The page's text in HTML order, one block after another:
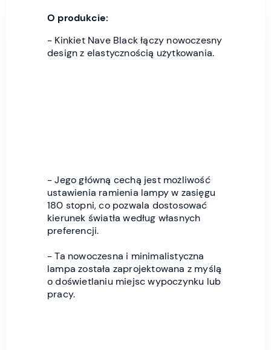
O produkcie:
- Kinkiet Nave Black łączy nowoczesny
design z elastycznością użytkowania.
- Jego główną cechą jest możliwość
ustawienia ramienia lampy w zasięgu
180 stopni, co pozwala dostosować
kierunek światła według własnych
preferencji.
- Ta nowoczesna i minimalistyczna
lampa została zaprojektowana z myślą
o doświetlaniu miejsc wypoczynku lub
pracy.